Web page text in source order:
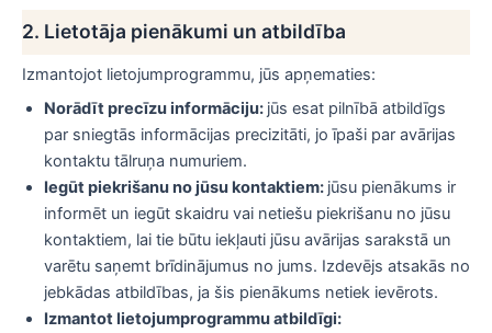
2. Lietotāja pienākumi un atbildība
Izmantojot lietojumprogrammu, jūs apņematies:
Norādīt precīzu informāciju: jūs esat pilnībā atbildīgs
par sniegtās informācijas precizitāti, jo īpaši par avārijas
kontaktu tālruņa numuriem.
Iegūt piekrišanu no jūsu kontaktiem: jūsu pienākums ir
informēt un iegūt skaidru vai netiešu piekrišanu no jūsu
kontaktiem, lai tie būtu iekļauti jūsu avārijas sarakstā un
varētu saņemt brīdinājumus no jums. Izdevējs atsakās no
jebkādas atbildības, ja šis pienākums netiek ievērots.
Izmantot lietojumprogrammu atbildīgi: